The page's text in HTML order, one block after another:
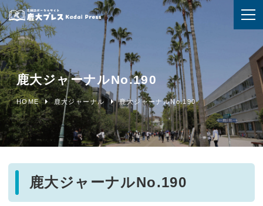
鹿大ジャーナルNo.190
HOME 鹿大ジャーナル 鹿大ジャーナルNo.190
鹿大ジャーナルNo.190